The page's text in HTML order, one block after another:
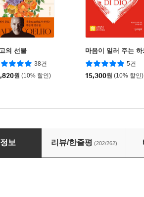
의 선물
38건
원 (10% 할인)
마음이 일러 주는 하
5건
15,300원 (10% 할인)
간
보 리뷰/한줄평 (202/262)